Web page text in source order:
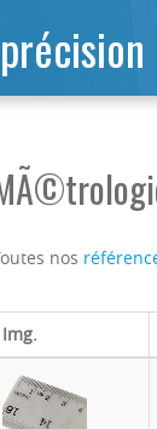
nos
Img.